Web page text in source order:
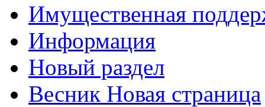
Имущественная
Информация
Новый раздел
Весник Новая страница